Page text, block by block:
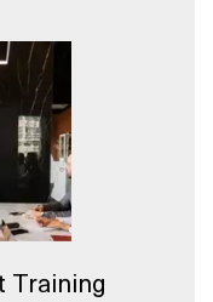
Training